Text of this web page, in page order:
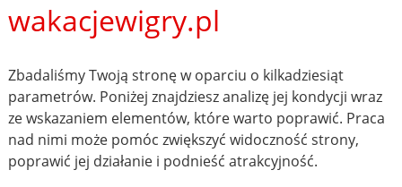
wakacjewigry.pl
Zbadaliśmy Twoją stronę w oparciu o kilkadziesiąt
parametrów. Poniżej znajdziesz analizę jej kondycji wraz
ze wskazaniem elementów, które warto poprawić. Praca
nad nimi może pomóc zwiększyć widoczność strony,
poprawić jej działanie i podnieść atrakcyjność.